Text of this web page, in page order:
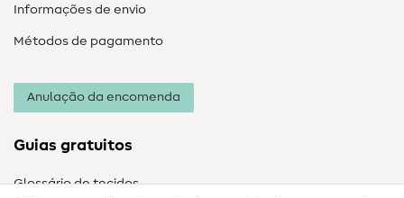
Informações de envio
Métodos de pagamento
Anulação da encomenda
Guias gratuitos
Glossário de tecidos